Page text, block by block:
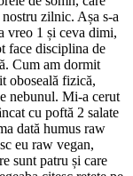
zilnic. Așa s-a
vreo 1 și ceva dimi,
face disciplina de
Cum am dormit
oboseală fizică,
nebunul. Mi-a cerut
cu poftă 2 salate
dată humus raw
eu raw vegan,
sunt patru și care